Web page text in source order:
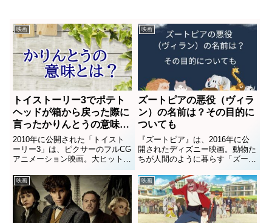
映画
トイストーリー3でポテト
ヘッドが箱から戻った際に
言ったかりんとうの意味
は？英語の台詞と日本語訳
も
2010年に公開された「トイスト
ーリー3」は、ピクサーのフルCG
アニメーション映画。大ヒットを
記録した「トイストーリー」「ト
イストーリー2」に続く第3作目
で、第1作目からは10年経ってい
るという設定です。今回は、「ト
イストーリー3」で出てき...
映画
ズートピアの悪役（ヴィラ
ン）の名前は？その目的に
ついても
『ズートピア』は、2016年に公
開されたディズニー映画。動物た
ちが人間のように暮らす「ズート
官・ジュディとキツネの詐欺師・
ニックが事件を解決していく物語
です。『ズートピア』の悪役の名
前は？ヴィランの目的は何？口
コ...
映画 映画